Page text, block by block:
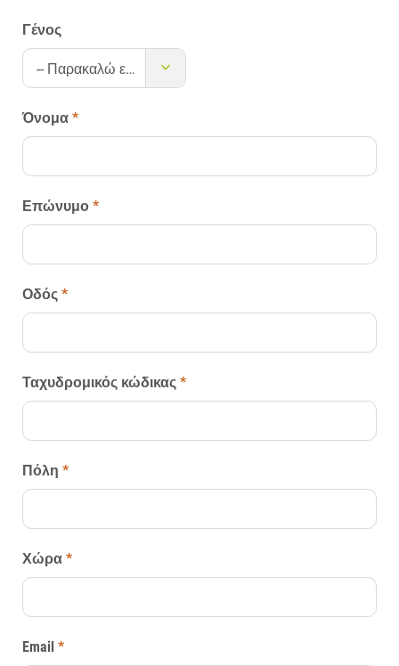
-- Παρακαλώ επιλέξτε --
Γένος
Όνομα *
Επώνυμο *
Οδός *
Ταχυδρομικός κώδικας *
Πόλη *
Χώρα *
Email *